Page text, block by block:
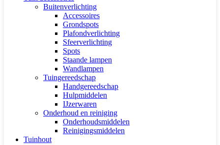
Buitenverlichting
Accessoires
Grondspots
Plafondverlichting
Sfeerverlichting
Spots
Staande lampen
Wandlampen
Tuingereedschap
Handgereedschap
Hulpmiddelen
IJzerwaren
Onderhoud en reiniging
Onderhoudsmiddelen
Reinigingsmiddelen
Tuinhout